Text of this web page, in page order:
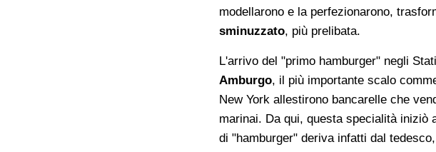
modellarono e la perfezionarono,
sminuzzato, più prelibata.
L'arrivo del "primo hamburger" negli
Amburgo, il più importante scalo
New York allestirono bancarelle che
marinai. Da qui, questa specialità iniziò
di "hamburger" deriva infatti dal